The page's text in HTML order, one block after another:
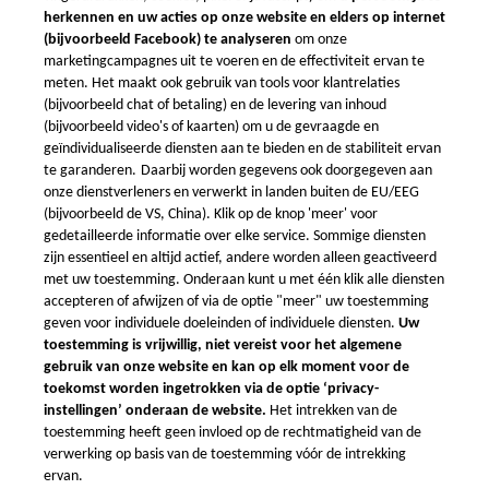
Vacuümgieten
Over ons
Kwaliteitsgarantie &
Controle
Internationale Zendingen
Algemene Voorwaarden
Algemene voorwaarden
Xometry Rewards
Gegevensbescherming
Privacy-instellingen
Contact in Europa
Email: info@xometry.eu
Tel: +49 893 803 4818
Live support uren: 8AM–
6PM (CET)
Xometry wereldwijd
Xometry in de UK
Xometry in de VS
Xometry in Turkije
Xometry in Azië